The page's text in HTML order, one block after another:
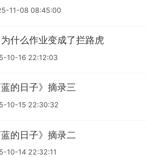
11-08 08:45:00
什么作业变成了拦路虎
10-16 22:12:03
蓝的日子》摘录三
10-15 22:30:32
蓝的日子》摘录二
10-14 22:32:11